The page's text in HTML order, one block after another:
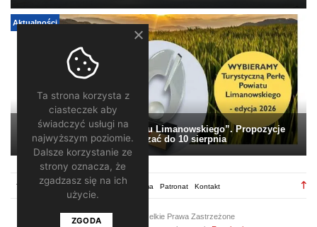
Aktualności
„Turystyczna Perła Powiatu Limanowskiego”. Propozycje
można zgłaszać do 10 sierpnia
Regulamin Redakcja Reklama Patronat Kontakt
2026 ©
/ Wszelkie Prawa Zastrzeżone
Ta strona korzysta z
ciasteczek aby
świadczyć usługi na
najwyższym poziomie.
Dalsze korzystanie ze
strony oznacza, że
zgadzasz się na ich
użycie.
ZGODA